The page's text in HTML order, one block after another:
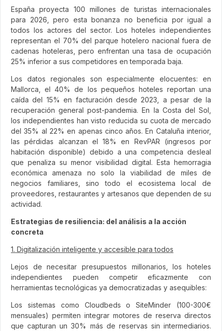
España proyecta 100 millones de turistas internacionales
para 2026, pero esta bonanza no beneficia por igual a
todos los actores del sector. Los hoteles independientes
representan el 70% del parque hotelero nacional fuera de
cadenas hoteleras, pero enfrentan una tasa de ocupación
25% inferior a sus competidores en temporada baja.
Los datos regionales son especialmente elocuentes: en
Mallorca, el 40% de los pequeños hoteles reportan una
caída del 15% en facturación desde 2023, a pesar de la
recuperación general post-pandemia. En la Costa del Sol,
los independientes han visto reducida su cuota de mercado
del 35% al 22% en apenas cinco años. En Cataluña interior,
las pérdidas alcanzan el 18% en RevPAR (ingresos por
habitación disponible) debido a una competencia desleal
que penaliza su menor visibilidad digital. Esta hemorragia
económica amenaza no solo la viabilidad de miles de
negocios familiares, sino todo el ecosistema local de
proveedores, restaurantes y artesanos que dependen de su
actividad.
Estrategias de resiliencia: del análisis a la acción
concreta
1. Digitalización inteligente y accesible para todos
Lejos de necesitar presupuestos millonarios, los hoteles
independientes pueden competir eficazmente con
herramientas tecnológicas ya democratizadas y asequibles:
Los sistemas como Cloudbeds o SiteMinder (100-300€
mensuales) permiten integrar motores de reserva directos
que capturan un 30% más de reservas sin intermediarios.